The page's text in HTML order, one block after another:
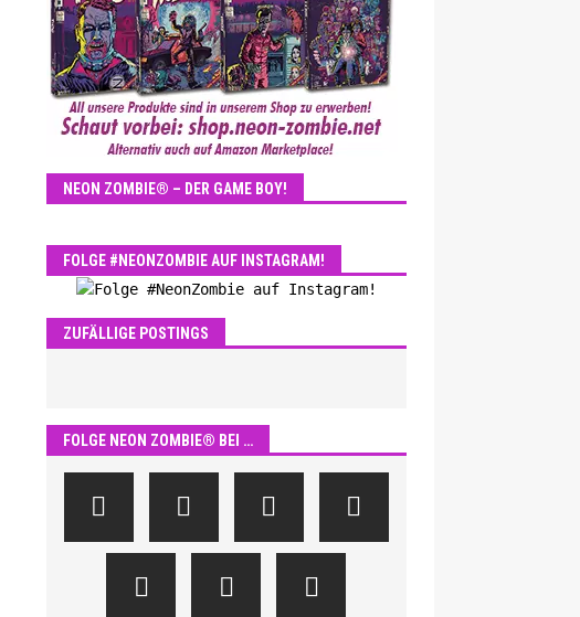
NEON ZOMBIE® – DER GAME BOY!
FOLGE #NEONZOMBIE AUF INSTAGRAM!
ZUFÄLLIGE POSTINGS
FOLGE NEON ZOMBIE® BEI …